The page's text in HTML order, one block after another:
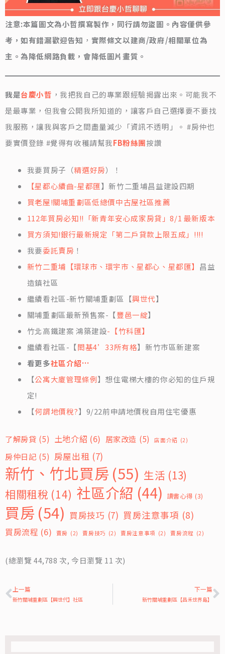
注意:本篇圖文為小哲撰寫製作，同行請勿盜圖。內容僅供參
考，如有錯漏歡迎告知 ， 實際條文以建商/政府/相關單位為
主。為降低網路負載，會降低圖片畫質。
我是台慶小哲 ，我把我自己的專業跟經驗揭露出來。可能我不
是最專業，但我會公開我所知道的，讓客戶自己選擇要不要找
我服務，讓我與客戶之間盡量減少「資訊不透明」。 #房仲也
要實價登錄 #覺得有收穫請幫我FB粉絲團按讚
我要買房子（精選好房）！
【星都心續曲-星都匯】新竹二重埔昌益建設四期
買老屋!關埔重劃區低總價中古屋社區推薦
112年買房必知!!「新青年安心成家房貸」8/1 最新版本
買方須知!銀行最新規定「第二戶貸款上限五成」!!!!
我要委託賣房 ！
新竹二重埔【環球市、環宇市、星都心、星都匯】 昌益
造鎮社區
繼續看社區-新竹關埔重劃區【興世代】
關埔重劃區最新預售案-【豐邑一綻】
竹北高鐵建案 鴻築建設-【竹科匯】
繼續看社區-【閎基4’33所有格】新竹市區新建案
看更多社區介紹…
【公寓大廈管理條例】想住電梯大樓的你必知的住戶規
定!
【何謂地價稅?】9/22前申請地價稅自用住宅優惠
了解房貸 (5) 土地介紹 (6) 居家改造 (5) 店面介紹 (2)
房仲日記 (5) 房屋出租 (7)
新竹、竹北買房(55) 生活 (13)
相關租稅 (14) 社區介紹 (44) 讀書心得 (3)
買房 (54) 買房技巧 (7) 買房注意事項 (8)
買房流程 (6) 賣房 (2) 賣房技巧 (2) 賣房注意事項 (2) 賣房流程 (2)
(總瀏覽 44,788 次, 今日瀏覽 11 次)
上一篇
新竹關埔重劃區【興世代】社區
下一篇
新竹關埔重劃區【昌禾世界島】